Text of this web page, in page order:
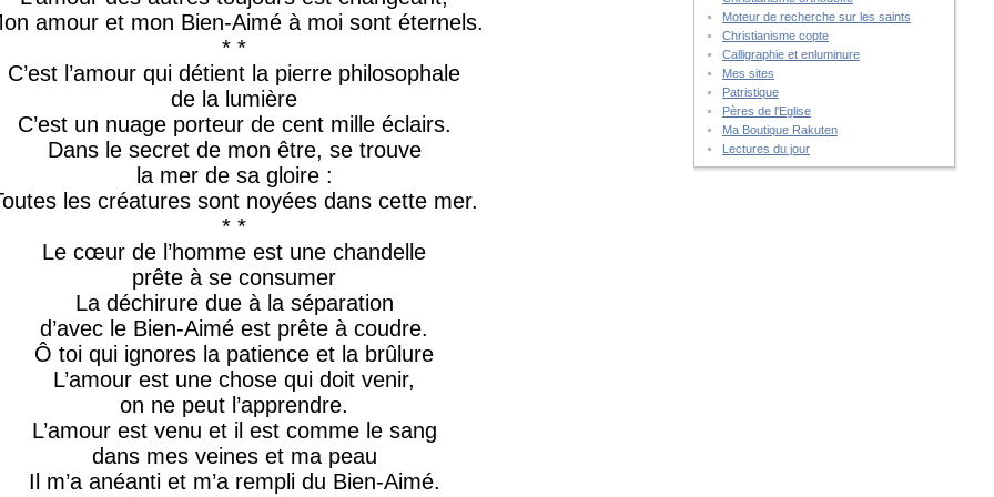
amour et mon Bien-Aimé à moi sont éternels.
* *
C’est l’amour qui détient la pierre philosophale
de la lumière
C’est un nuage porteur de cent mille éclairs.
Dans le secret de mon être, se trouve
la mer de sa gloire :
les créatures sont noyées dans cette mer.
* *
Le cœur de l’homme est une chandelle
prête à se consumer
La déchirure due à la séparation
d’avec le Bien-Aimé est prête à coudre.
Ô toi qui ignores la patience et la brûlure
L’amour est une chose qui doit venir,
on ne peut l’apprendre.
L’amour est venu et il est comme le sang
dans mes veines et ma peau
Il m’a anéanti et m’a rempli du Bien-Aimé.
Moteur de recherche sur les saints
Christianisme copte
Calligraphie et enluminure
Mes sites
Patristique
Pères de l'Eglise
Ma Boutique Rakuten
Lectures du jour